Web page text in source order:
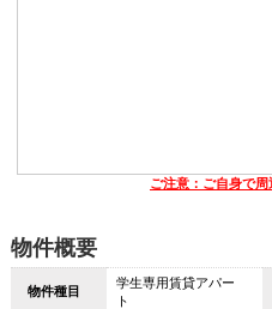
ご注意：ご自身で
物件概要
物件種目
学生専用賃貸アパー
ト